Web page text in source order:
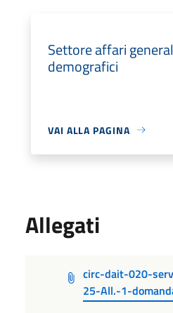
Settore affari
demografici
VAI ALLA PAGINA
Allegati
circ-dait-020-
25-All.-1-